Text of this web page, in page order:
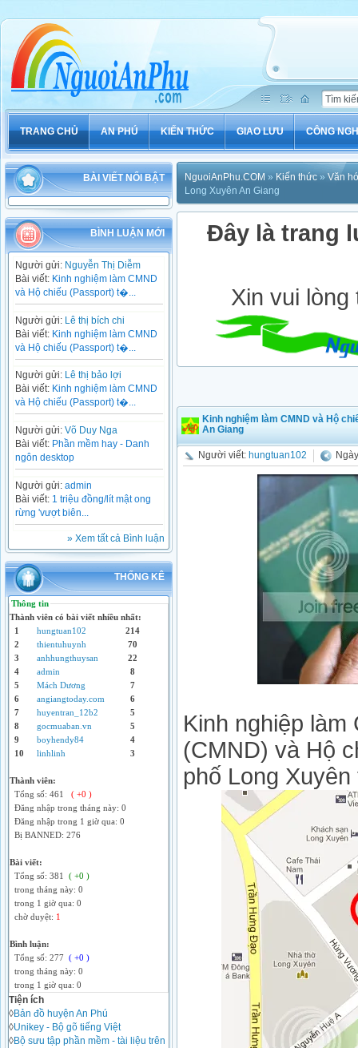
TRANG CHỦ AN PHÚ KIẾN THỨC GIAO LƯU CÔNG
BÀI VIẾT NỔI BẬT
BÌNH LUẬN MỚI
Người gửi: Nguyễn Thị Diễm
Bài viết: Kinh nghiệm làm CMND
và Hộ chiếu (Passport) t�...
Người gửi: Lê thị bích chi
Bài viết: Kinh nghiệm làm CMND
và Hộ chiếu (Passport) t�...
Người gửi:
Lê thị bảo lợi
Bài viết: Kinh nghiệm làm CMND
và Hộ chiếu (Passport) t�...
Người gửi: Võ Duy Nga
Bài viết: Phần mềm hay - Danh
ngôn desktop
Người gửi: admin
Bài viết: 1 triệu đồng/lít mật ong
rừng 'vượt biên...
» Xem tất cả Bình luận
THỐNG KÊ
Thông tin
Thành viên có bài viết nhiều nhất:
1
hungtuan102
214
2
thientuhuynh
70
3
anhhungthuysan
22
4
admin
8
5
Mách Dương
7
6
angiangtoday.com
6
7
huyentran_12b2
5
8
gocmuaban.vn
5
9
boyhendy84
4
10
linhlinh 3
Thành viên:
Tổng số: 461 ( +0 )
Đăng nhập trong tháng này: 0
Đăng nhập trong 1 giờ qua: 0
Bị BANNED: 276
Bài viết:
Tổng số: 381 ( +0 )
trong tháng này: 0
trong 1 giờ qua: 0
chờ duyệt: 1
Bình luận:
Tổng số: 277 ( +0 )
trong tháng này: 0
trong 1 giờ qua: 0
Tiện ích
◊Bản đồ huyện An Phú
◊Unikey - Bộ gõ tiếng Việt
◊Bộ sưu tập phần mềm - tài liệu trên
NguoiAnPhu.COM » Kiến thức » Văn
Long Xuyên An Giang
Đây là trang
Xin vui
Kinh nghiệm làm CMND và Hộ
An Giang
Người viết: hungtuan102
Kinh nghiệp làm
(CMND) và Hộ
phố Long